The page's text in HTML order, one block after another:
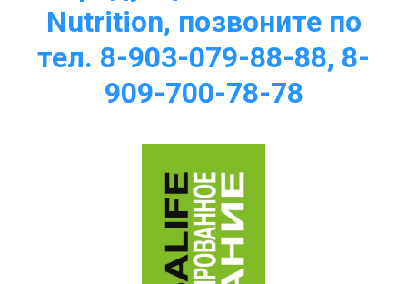
Nutrition, позвоните по
тел. 8-903-079-88-88, 8-
909-700-78-78